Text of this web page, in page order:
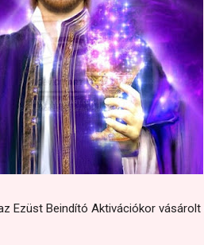
Ezüst Beindító Aktivációkor